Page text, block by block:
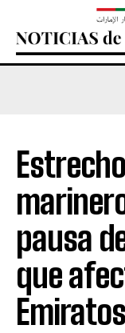
pausa
que
Emiratos